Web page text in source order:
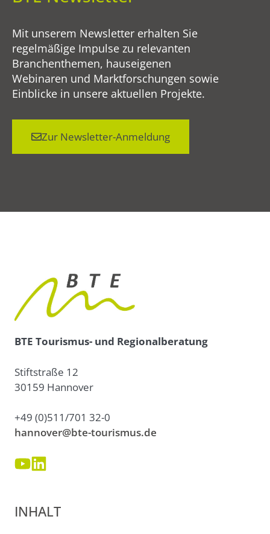
Mit unserem Newsletter erhalten Sie
regelmäßige Impulse zu relevanten
Branchenthemen, hauseigenen
Webinaren und Marktforschungen sowie
Einblicke in unsere aktuellen Projekte.
Zur Newsletter-Anmeldung
BTE Tourismus- und Regionalberatung
Stiftstraße 12
30159 Hannover
+49 (0)511/701 32-0
hannover@bte-tourismus.de
INHALT